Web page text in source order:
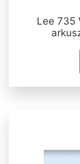
Lee 735